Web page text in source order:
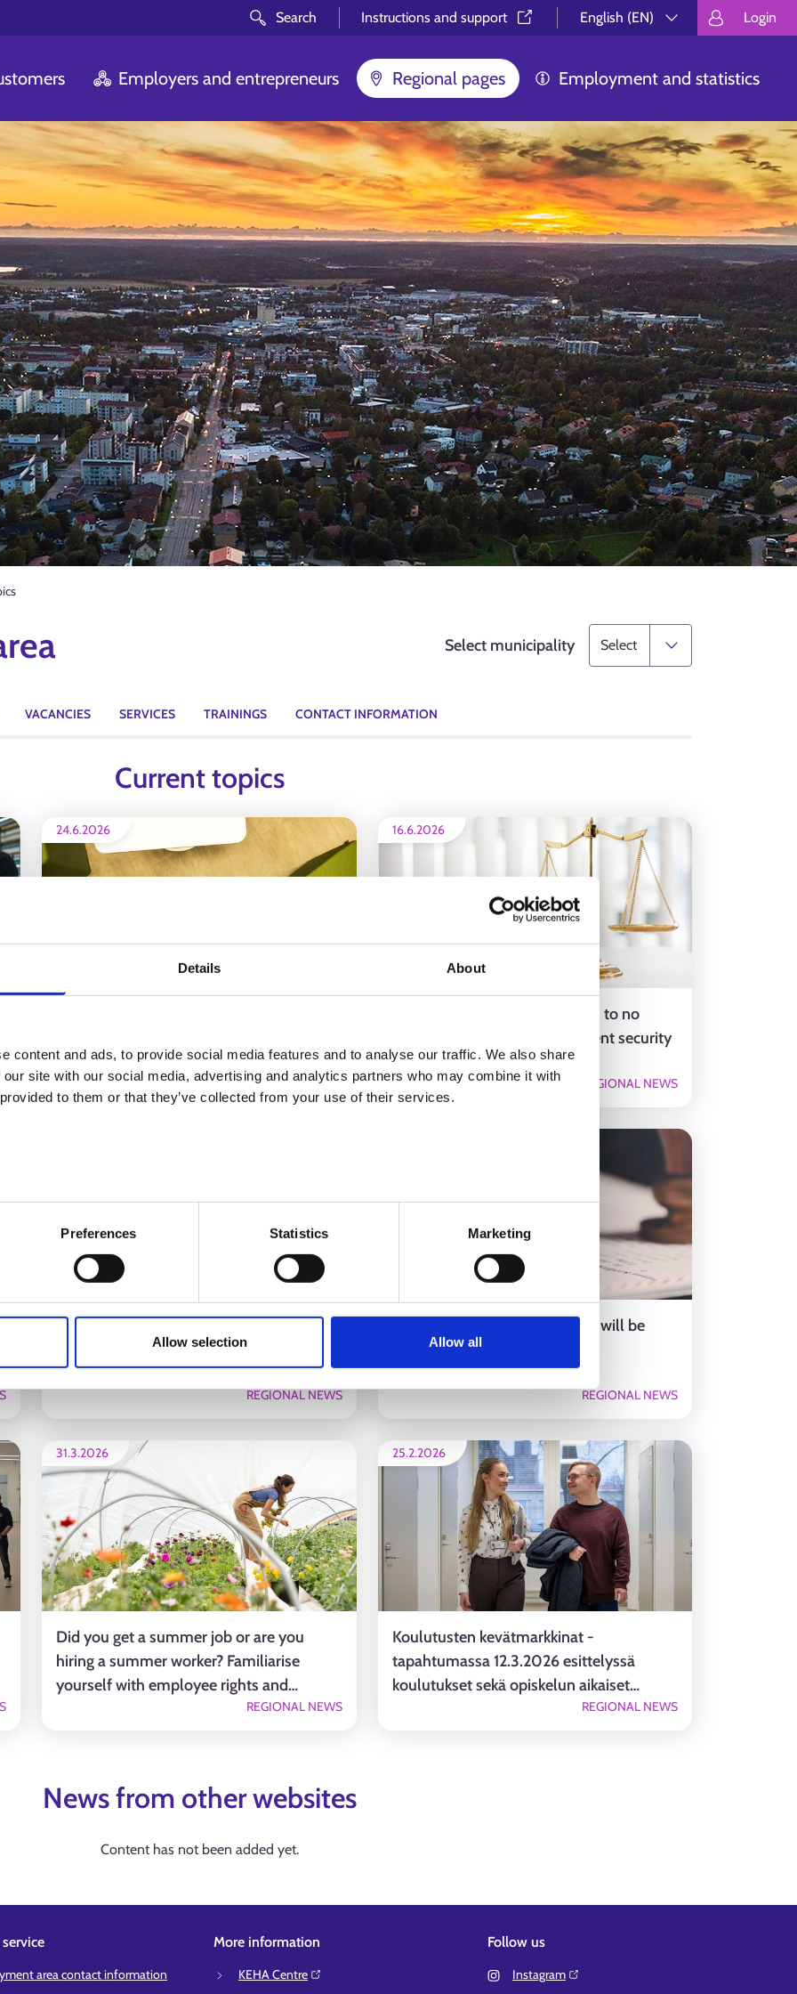
Details About
content and ads, to provide social media features and to analyse our traffic. We also share
site with our social media, advertising and analytics partners who may combine it with
to them or that they’ve collected from your use of their services.
Preferences Statistics Marketing
Allow selection Allow all
Search Instructions and support⁠
English (EN)
Välj språk.
Login
Employers and entrepreneurs Regional pages Employment and statistics
Select municipality
VACANCIES SERVICES TRAININGS CONTACT INFORMATION
Current topics
24.6.2026
REGIONAL NEWS
16.6.2026
Open higher education studies to no
longer affect the unemployment security
of job seekers aged 25 or older
REGIONAL NEWS
Kevään ja kesän 2026 koulutukset,
valmennukset ja tapahtumat
työnhakijoille Salon työllisyysalueella
REGIONAL NEWS
General social security benefit will be
introduced on 1 May
REGIONAL NEWS
31.3.2026
Did you get a summer job or are you
hiring a summer worker? Familiarise
yourself with employee rights and
REGIONAL NEWS
25.2.2026
Koulutusten kevätmarkkinat -
tapahtumassa 12.3.2026 esittelyssä
koulutukset sekä opiskelun aikaiset
REGIONAL NEWS
News from other websites
Content has not been added yet.
area contact information
More information
KEHA Centre⁠
Follow us
Instagram⁠